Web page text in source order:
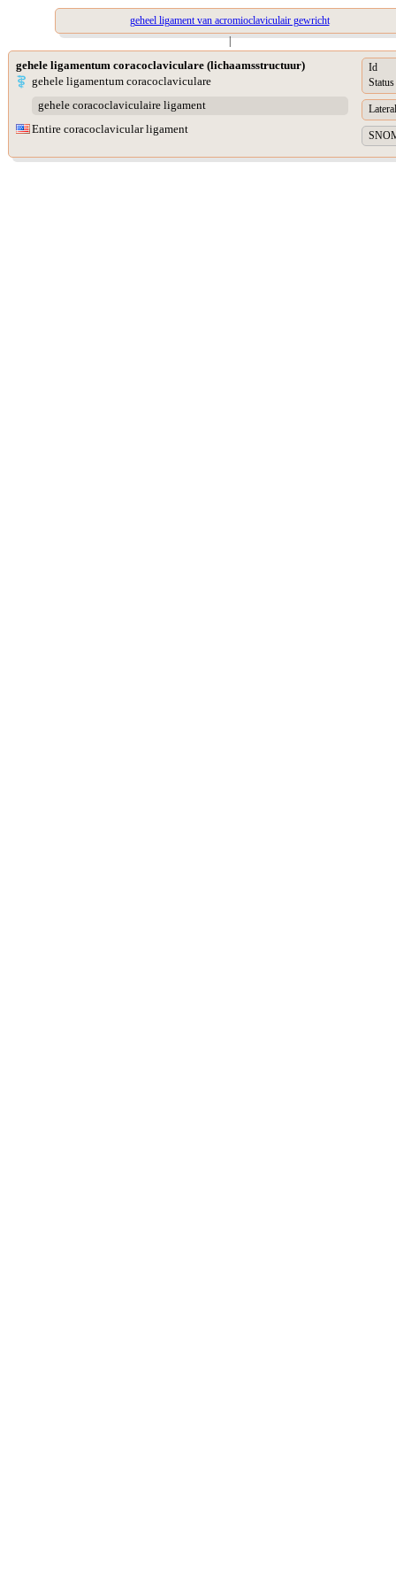
geheel ligament van acromioclaviculair gewricht
|
gehele ligamentum coracoclaviculare (lichaamsstructuur)
gehele ligamentum coracoclaviculare
gehele coracoclaviculaire ligament
Entire coracoclavicular ligament
Id
Status